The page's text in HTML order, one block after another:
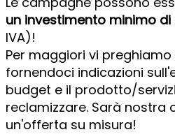
un investimento minimo di
IVA)!
Per maggiori vi preghiamo
fornendoci indicazioni
budget e il prodotto/
reclamizzare. Sarà nostra
un'offerta su misura!